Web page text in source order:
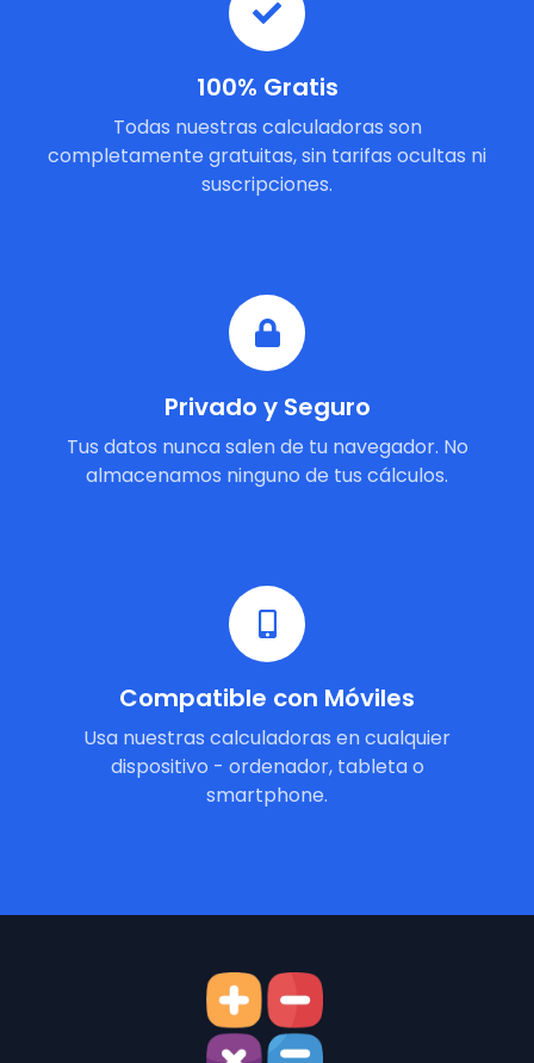
100% Gratis
Todas nuestras calculadoras son
completamente gratuitas, sin tarifas ocultas ni
suscripciones.
Privado y Seguro
Tus datos nunca salen de tu navegador. No
almacenamos ninguno de tus cálculos.
Compatible con Móviles
Usa nuestras calculadoras en cualquier
dispositivo - ordenador, tableta o
smartphone.